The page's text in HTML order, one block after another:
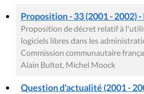
Proposition - 33 (2001 - 2002) -
Proposition de décret relatif à
logiciels libres dans les
Commission communautaire
Alain Bultot, Michel Moock
Question d'actualité (2001 -